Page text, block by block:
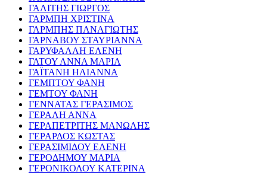
ΓΑΛΙΤΗΣ ΓΙΩΡΓΟΣ
ΓΑΡΜΠΗ ΧΡΙΣΤΙΝΑ
ΓΑΡΜΠΗΣ ΠΑΝΑΓΙΩΤΗΣ
ΓΑΡΝΑΒΟΥ ΣΤΑΥΡΙΑΝΝΑ
ΓΑΡΥΦΑΛΛΗ ΕΛΕΝΗ
ΓΑΤΟΥ ΑΝΝΑ ΜΑΡΙΑ
ΓΑΪΤΑΝΗ ΗΛΙΑΝΝΑ
ΓΕΜΠΤΟΥ ΦΑΝΗ
ΓΕΜΤΟΥ ΦΑΝΗ
ΓΕΝΝΑΤΑΣ ΓΕΡΑΣΙΜΟΣ
ΓΕΡΑΛΗ ΑΝΝΑ
ΓΕΡΑΠΕΤΡΙΤΗΣ ΜΑΝΩΛΗΣ
ΓΕΡΑΡΔΟΣ ΚΩΣΤΑΣ
ΓΕΡΑΣΙΜΙΔΟΥ ΕΛΕΝΗ
ΓΕΡΟΔΗΜΟΥ ΜΑΡΙΑ
ΓΕΡΟΝΙΚΟΛΟΥ ΚΑΤΕΡΙΝΑ